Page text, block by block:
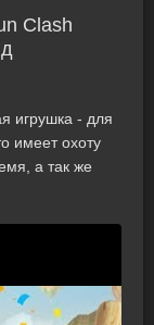
Clash
игрушка - для
имеет охоту
а так же